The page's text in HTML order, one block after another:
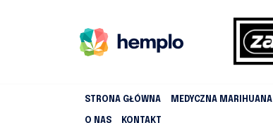
STRONA GŁÓWNA MEDYCZNA MARIHUANA
O NAS KONTAKT